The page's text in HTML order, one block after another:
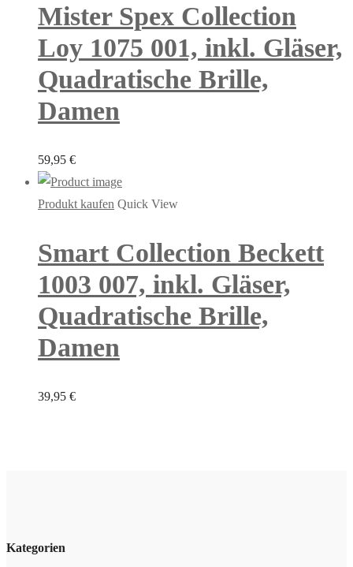
Mister Spex Collection
Loy 1075 001, inkl. Gläser,
Quadratische Brille,
Damen
59,95 €
Produkt kaufen Quick View
Smart Collection Beckett
1003 007, inkl. Gläser,
Quadratische Brille,
Damen
39,95 €
Kategorien